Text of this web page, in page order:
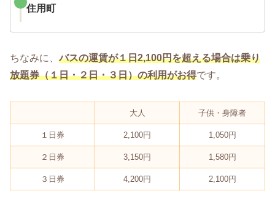
住用町
ちなみに、 バスの運賃が１日2,100円を超える場合は乗り
放題券（１日・２日・３日）の利用がお得です。
大人 子供・身障者
１日券 2,100円 1,050円
２日券 3,150円 1,580円
３日券 4,200円 2,100円